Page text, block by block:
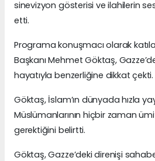
sinevizyon gösterisi ve ilahilerin
etti.
Programa konuşmacı olarak
Başkanı Mehmet Göktaş,
hayatıyla benzerliğine dikkat çekti.
Göktaş, İslam’ın dünyada hızla
Müslümanlarının hiçbir zaman
gerektiğini belirtti.
Göktaş, Gazze’deki direnişi